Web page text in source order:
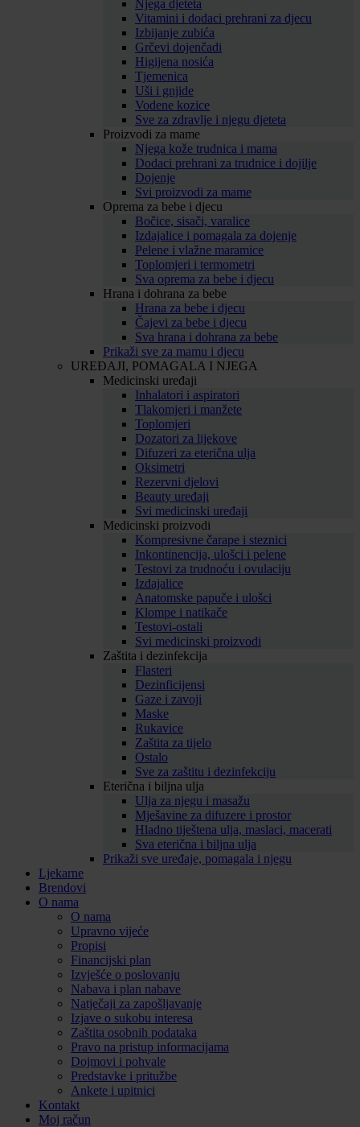
Njega djeteta
Vitamini i dodaci prehrani za djecu
Izbijanje zubića
Grčevi dojenčadi
Higijena nosića
Tjemenica
Uši i gnjide
Vodene kozice
Sve za zdravlje i njegu djeteta
Proizvodi za mame
Njega kože trudnica i mama
Dodaci prehrani za trudnice i dojilje
Dojenje
Svi proizvodi za mame
Oprema za bebe i djecu
Bočice, sisači, varalice
Izdajalice i pomagala za dojenje
Pelene i vlažne maramice
Toplomjeri i termometri
Sva oprema za bebe i djecu
Hrana i dohrana za bebe
Hrana za bebe i djecu
Čajevi za bebe i djecu
Sva hrana i dohrana za bebe
Prikaži sve za mamu i djecu
UREĐAJI, POMAGALA I NJEGA
Medicinski uređaji
Inhalatori i aspiratori
Tlakomjeri i manžete
Toplomjeri
Dozatori za lijekove
Difuzeri za eterična ulja
Oksimetri
Rezervni djelovi
Beauty uređaji
Svi medicinski uređaji
Medicinski proizvodi
Kompresivne čarape i steznici
Inkontinencija, ulošci i pelene
Testovi za trudnoću i ovulaciju
Izdajalice
Anatomske papuče i ulošci
Klompe i natikače
Testovi-ostali
Svi medicinski proizvodi
Zaštita i dezinfekcija
Flasteri
Dezinficijensi
Gaze i zavoji
Maske
Rukavice
Zaštita za tijelo
Ostalo
Sve za zaštitu i dezinfekciju
Eterična i biljna ulja
Ulja za njegu i masažu
Mješavine za difuzere i prostor
Hladno tiještena ulja, maslaci, macerati
Sva eterična i biljna ulja
Prikaži sve uređaje, pomagala i njegu
Ljekarne
Brendovi
O nama
O nama
Upravno vijeće
Propisi
Financijski plan
Izvješće o poslovanju
Nabava i plan nabave
Natječaji za zapošljavanje
Izjave o sukobu interesa
Zaštita osobnih podataka
Pravo na pristup informacijama
Dojmovi i pohvale
Predstavke i pritužbe
Ankete i upitnici
Kontakt
Moj račun